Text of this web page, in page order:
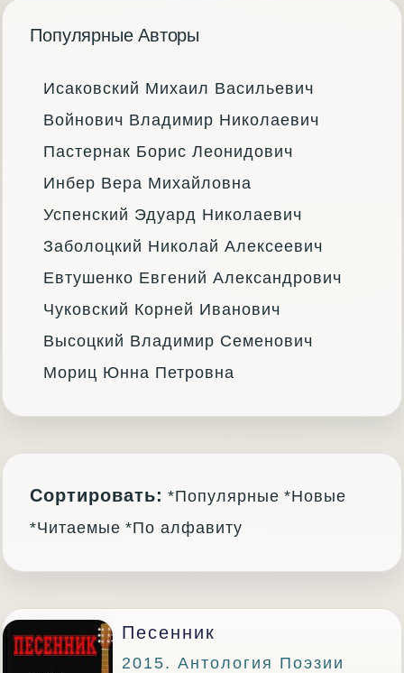
Популярные Авторы
Исаковский Михаил Васильевич
Войнович Владимир Николаевич
Пастернак Борис Леонидович
Инбер Вера Михайловна
Успенский Эдуард Николаевич
Заболоцкий Николай Алексеевич
Евтушенко Евгений Александрович
Чуковский Корней Иванович
Высоцкий Владимир Семенович
Мориц Юнна Петровна
Сортировать: *Популярные *Новые
*Читаемые *По алфавиту
Песенник
2015. Антология Поэзии